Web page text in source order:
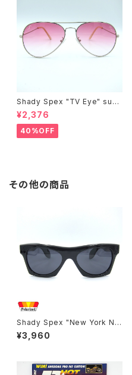
Shady Spex "TV Eye" sung
lasses, Silver w/Rose Grad
ient lenses
¥2,376
40%OFF
その他の商品
Shady Spex "New York Nig
ht Train-Midnight To Six" s
unglasses, Black/Polarize
¥3,960